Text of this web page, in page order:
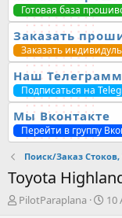
Готовая база
Заказать
Заказать
Наш
Подписаться на
Мы Вконтакте
Перейти в группу
Поиск/Заказ
Toyota
А
PilotParaplana
Д
10